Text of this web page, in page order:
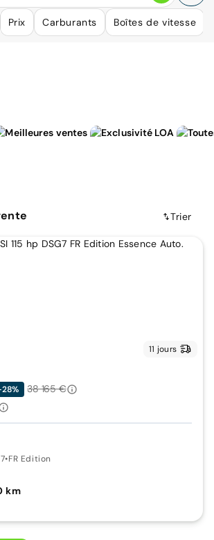
voitures qui pourraient répondre
à vos besoins.
Prix Carburants Boîtes de vitesse
Trier
11 jours
•FR Edition
km
38 165 €